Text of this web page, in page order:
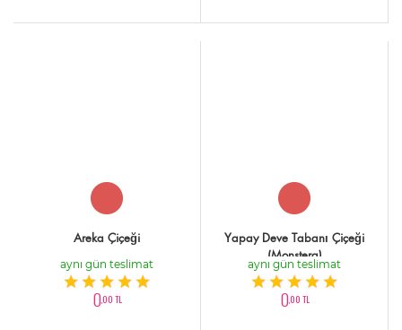
Areka Çiçeği
aynı gün teslimat
0,00 TL
Yapay Deve Tabanı Çiçeği
(Monstera)
aynı gün teslimat
0,00 TL